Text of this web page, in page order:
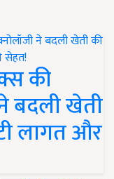
की
बदली खेती
लागत और